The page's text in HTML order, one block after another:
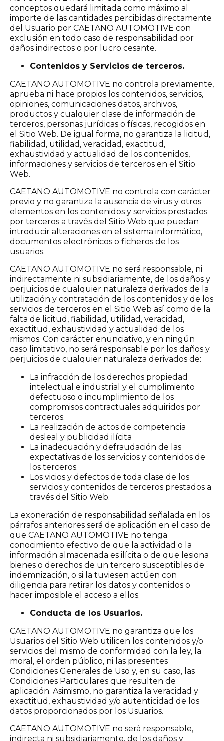
conceptos quedará limitada como máximo al
importe de las cantidades percibidas directamente
del Usuario por CAETANO AUTOMOTIVE con
exclusión en todo caso de responsabilidad por
daños indirectos o por lucro cesante.
Contenidos y Servicios de terceros.
CAETANO AUTOMOTIVE no controla previamente,
aprueba ni hace propios los contenidos, servicios,
opiniones, comunicaciones datos, archivos,
productos y cualquier clase de información de
terceros, personas jurídicas o físicas, recogidos en
el Sitio Web. De igual forma, no garantiza la licitud,
fiabilidad, utilidad, veracidad, exactitud,
exhaustividad y actualidad de los contenidos,
informaciones y servicios de terceros en el Sitio
Web.
CAETANO AUTOMOTIVE no controla con carácter
previo y no garantiza la ausencia de virus y otros
elementos en los contenidos y servicios prestados
por terceros a través del Sitio Web que puedan
introducir alteraciones en el sistema informático,
documentos electrónicos o ficheros de los
usuarios.
CAETANO AUTOMOTIVE no será responsable, ni
indirectamente ni subsidiariamente, de los daños y
perjuicios de cualquier naturaleza derivados de la
utilización y contratación de los contenidos y de los
servicios de terceros en el Sitio Web así como de la
falta de licitud, fiabilidad, utilidad, veracidad,
exactitud, exhaustividad y actualidad de los
mismos. Con carácter enunciativo, y en ningún
caso limitativo, no será responsable por los daños y
perjuicios de cualquier naturaleza derivados de:
La infracción de los derechos propiedad
intelectual e industrial y el cumplimiento
defectuoso o incumplimiento de los
compromisos contractuales adquiridos por
terceros.
La realización de actos de competencia
desleal y publicidad ilícita
La inadecuación y defraudación de las
expectativas de los servicios y contenidos de
los terceros.
Los vicios y defectos de toda clase de los
servicios y contenidos de terceros prestados a
través del Sitio Web.
La exoneración de responsabilidad señalada en los
párrafos anteriores será de aplicación en el caso de
que CAETANO AUTOMOTIVE no tenga
conocimiento efectivo de que la actividad o la
información almacenada es ilícita o de que lesiona
bienes o derechos de un tercero susceptibles de
indemnización, o si la tuviesen actúen con
diligencia para retirar los datos y contenidos o
hacer imposible el acceso a ellos.
Conducta de los Usuarios.
CAETANO AUTOMOTIVE no garantiza que los
Usuarios del Sitio Web utilicen los contenidos y/o
servicios del mismo de conformidad con la ley, la
moral, el orden público, ni las presentes
Condiciones Generales de Uso y, en su caso, las
Condiciones Particulares que resulten de
aplicación. Asimismo, no garantiza la veracidad y
exactitud, exhaustividad y/o autenticidad de los
datos proporcionados por los Usuarios.
CAETANO AUTOMOTIVE no será responsable,
indirecta ni subsidiariamente, de los daños y